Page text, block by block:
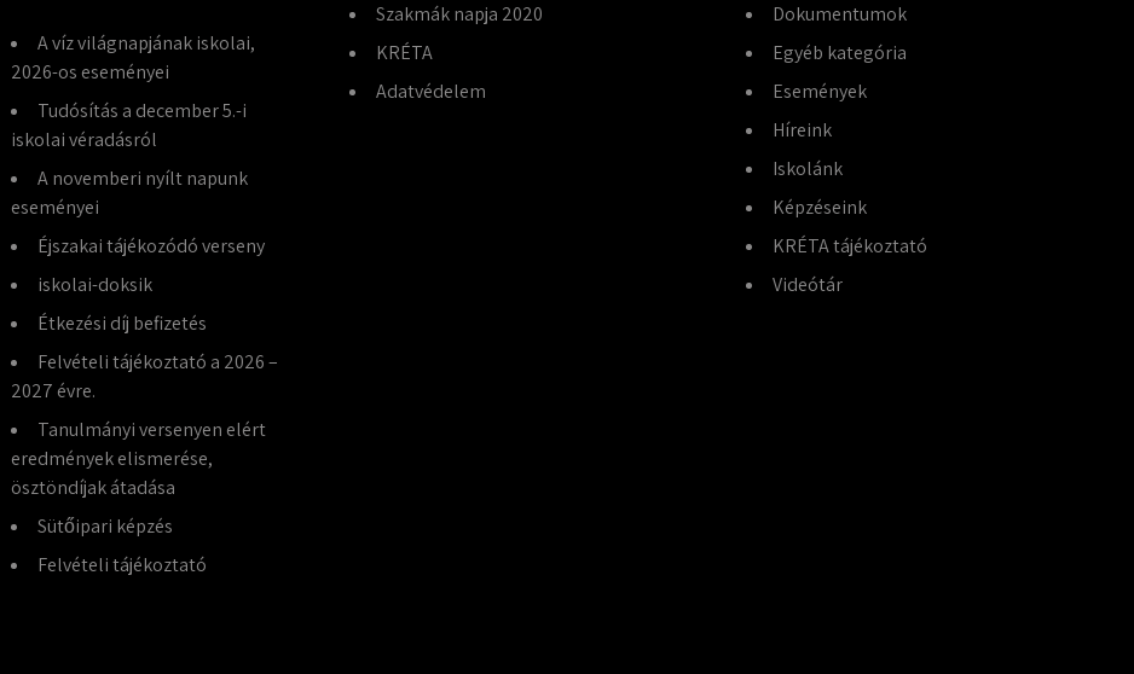
A víz világnapjának iskolai,
2026-os eseményei
Tudósítás a december 5.-i
iskolai véradásról
A novemberi nyílt napunk
eseményei
Éjszakai tájékozódó verseny
iskolai-doksik
Étkezési díj befizetés
Felvételi tájékoztató a 2026 –
2027 évre.
Tanulmányi versenyen elért
eredmények elismerése,
ösztöndíjak átadása
Sütőipari képzés
Felvételi tájékoztató
Szakmák napja 2020
KRÉTA
Adatvédelem
Dokumentumok
Egyéb kategória
Események
Híreink
Iskolánk
Képzéseink
KRÉTA tájékoztató
Videótár